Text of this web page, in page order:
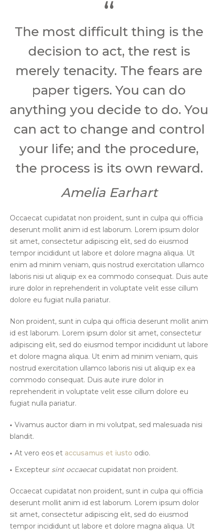
The most difficult thing is the
decision to act, the rest is
merely tenacity. The fears are
paper tigers. You can do
anything you decide to do. You
can act to change and control
your life; and the procedure,
the process is its own reward.
Amelia Earhart
Occaecat cupidatat non proident, sunt in culpa qui officia
deserunt mollit anim id est laborum. Lorem ipsum dolor
sit amet, consectetur adipiscing elit, sed do eiusmod
tempor incididunt ut labore et dolore magna aliqua. Ut
enim ad minim veniam, quis nostrud exercitation ullamco
laboris nisi ut aliquip ex ea commodo consequat. Duis aute
irure dolor in reprehenderit in voluptate velit esse cillum
dolore eu fugiat nulla pariatur.
Non proident, sunt in culpa qui officia deserunt mollit anim
id est laborum. Lorem ipsum dolor sit amet, consectetur
adipiscing elit, sed do eiusmod tempor incididunt ut labore
et dolore magna aliqua. Ut enim ad minim veniam, quis
nostrud exercitation ullamco laboris nisi ut aliquip ex ea
commodo consequat. Duis aute irure dolor in
reprehenderit in voluptate velit esse cillum dolore eu
fugiat nulla pariatur.
Vivamus auctor diam in mi volutpat, sed malesuada nisi
blandit.
At vero eos et accusamus et iusto odio.
Excepteur sint occaecatcupidatat non proident.
Occaecat cupidatat non proident, sunt in culpa qui officia
deserunt mollit anim id est laborum. Lorem ipsum dolor
sit amet, consectetur adipiscing elit, sed do eiusmod
tempor incididunt ut labore et dolore magna aliqua. Ut